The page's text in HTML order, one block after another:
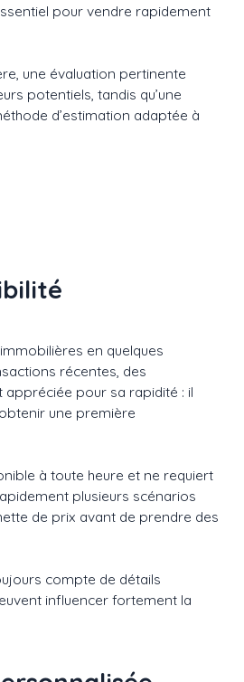
pour vendre rapidement
une évaluation pertinente
potentiels, tandis qu’une
d’estimation adaptée à
en quelques
récentes, des
pour sa rapidité : il
une première
à toute heure et ne requiert
plusieurs scénarios
de prix avant de prendre des
compte de détails
influencer fortement la